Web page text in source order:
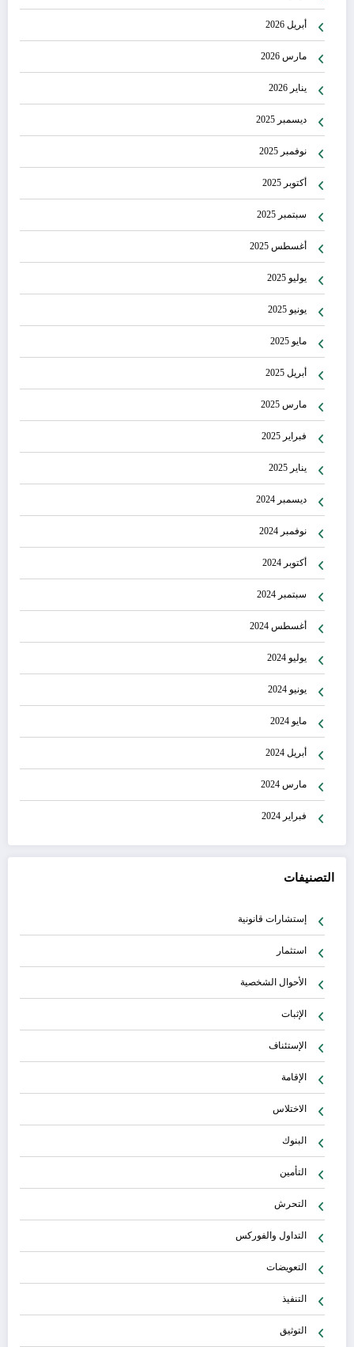
أبريل 2026
مارس 2026
يناير 2026
ديسمبر 2025
نوفمبر 2025
أكتوبر 2025
سبتمبر 2025
أغسطس 2025
يوليو 2025
يونيو 2025
مايو 2025
أبريل 2025
مارس 2025
فبراير 2025
يناير 2025
ديسمبر 2024
نوفمبر 2024
أكتوبر 2024
سبتمبر 2024
أغسطس 2024
يوليو 2024
يونيو 2024
مايو 2024
أبريل 2024
مارس 2024
فبراير 2024
التصنيفات
إستشارات قانونية
استثمار
الأحوال الشخصية
الإثبات
الإستئناف
الإقامة
الاختلاس
البنوك
التأمين
التحرش
التداول والفوركس
التعويضات
التنفيذ
التوثيق